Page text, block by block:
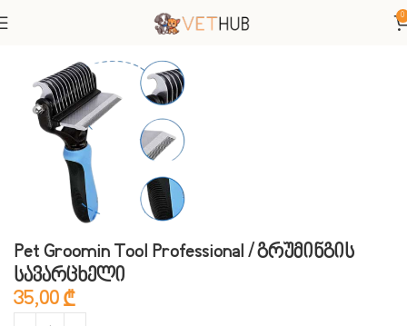
0
ჰიგიენა
Pet Groomin Tool Professional / გრუმინგის
სავარცხელი
35,00 ₾